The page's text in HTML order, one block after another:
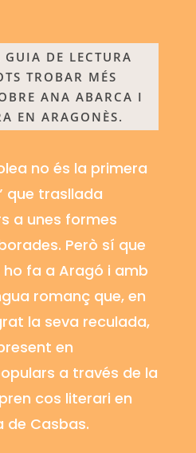
DE LECTURA
TROBAR MÉS
ANA ABARCA I
EN ARAGONÈS.
no és la primera
que trasllada
a unes formes
Però sí que
fa a Aragó i amb
romanç que, en
la seva reculada,
en
a través de la
cos literari en
de Casbas.